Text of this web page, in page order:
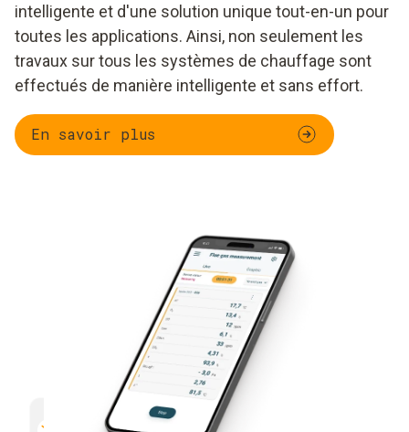
intelligente et d'une solution unique tout-en-un pour
toutes les applications. Ainsi, non seulement les
travaux sur tous les systèmes de chauffage sont
effectués de manière intelligente et sans effort.
En savoir plus
Mesure parallèle
Documentation